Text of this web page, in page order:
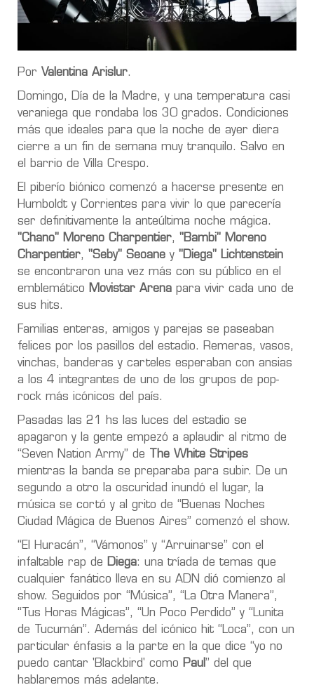
Por Valentina Arislur.
Domingo, Día de la Madre, y una temperatura casi
veraniega que rondaba los 30 grados. Condiciones
más que ideales para que la noche de ayer diera
cierre a un fin de semana muy tranquilo. Salvo en
el barrio de Villa Crespo.
El piberío biónico comenzó a hacerse presente en
Humboldt y Corrientes para vivir lo que parecería
ser definitivamente la anteúltima noche mágica.
"Chano" Moreno Charpentier, "Bambi" Moreno
Charpentier, "Seby" Seoane y "Diega" Lichtenstein
se encontraron una vez más con su público en el
emblemático
Movistar Arena para vivir cada uno de
sus hits.
Familias enteras, amigos y parejas se paseaban
felices por los pasillos del estadio. Remeras, vasos,
vinchas, banderas y carteles esperaban con ansias
a los 4 integrantes de uno de los grupos de pop-
rock más icónicos del país.
Pasadas las 21 hs las luces del estadio se
apagaron y la gente empezó a aplaudir al ritmo de
“Seven Nation Army” de
The White Stripes
mientras la banda se preparaba para subir. De un
segundo a otro la oscuridad inundó el lugar, la
música se cortó y al grito de “Buenas Noches
Ciudad Mágica de Buenos Aires” comenzó el show.
“El Huracán”, “Vámonos” y “Arruinarse” con el
infaltable rap de Diega: una tríada de temas que
cualquier fanático lleva en su ADN dió comienzo al
show. Seguidos por “Música”, “La Otra Manera”,
“Tus Horas Mágicas”, “Un Poco Perdido” y “Lunita
de Tucumán”. Además del icónico hit “Loca”, con un
particular énfasis a la parte en la que dice “yo no
puedo cantar 'Blackbird' como Paul” del que
hablaremos más adelante.